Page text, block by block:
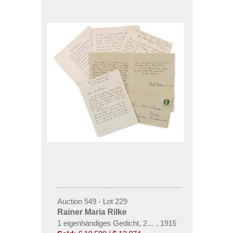
Auction 549 - Lot 229
Rainer Maria Rilke
1 eigenhändiges Gedicht, 2 eigh. Briefe, 1 eigh.
, 1915